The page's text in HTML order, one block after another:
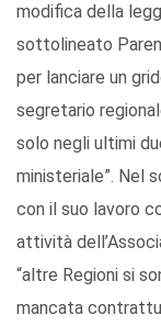
modifica della
sottolineato
per lanciare un
segretario
solo negli ultimi
ministeriale”. Nel
con il suo lavoro
attività
“altre Regioni si
mancata